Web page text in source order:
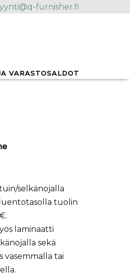
furnisher.fi
VARASTOSALDOT
selkänojalla
tuolin
laminaatti
sekä
vasemmalla tai